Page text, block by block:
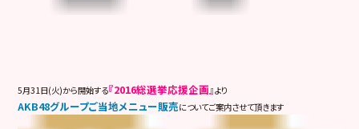
5月31日(火)から開始する『2016総選挙応援企画』より
AKB48グループご当地メニュー販売についてご案内させて頂きます